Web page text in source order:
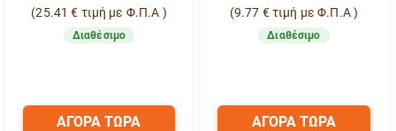
(25.41 € τιμή με Φ.Π.Α )
Διαθέσιμο
ΑΓΟΡΑ ΤΩΡΑ
(9.77 €τιμή με Φ.Π.Α )
Διαθέσιμο
ΑΓΟΡΑ ΤΩΡΑ